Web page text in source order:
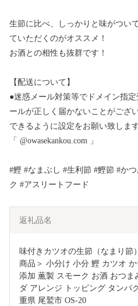
生節に比べ、しっかりと味がつい
ていただくのがオススメ！
お酒との相性も抜群です！
【配送について】
●迷惑メール対策等でドメイン指
ールが正しく届かないことがござ
できるように設定をお願い致します
「 @owasekankou.com 」
#鰹 #なまぶし #生利節 #鰹節 #か
ク #アスリートフード
返礼品名
味付きカツオの生節（なまり節
商品＞ 小分け 小分 鰹 カツオ
添加 薫製 スモーク お酒 おつま
ダ アレンジ トッピング タンパ
重県 尾鷲市 OS-20